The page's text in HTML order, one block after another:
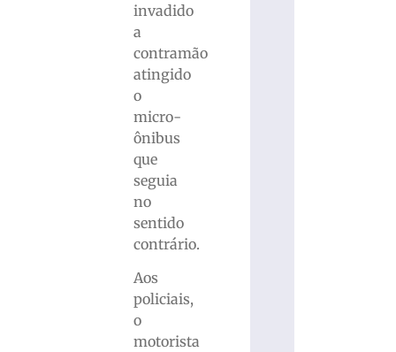
invadido
a
contramão
atingido
o
micro-
ônibus
que
seguia
no
sentido
contrário.
Aos
policiais,
o
motorista